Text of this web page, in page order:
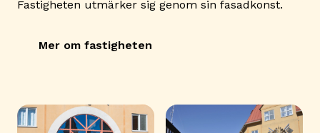
Fastigheten utmärker sig genom sin fasadkonst.
Mer om fastigheten